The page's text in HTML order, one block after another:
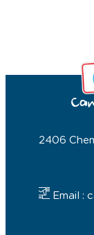
2406
Email :